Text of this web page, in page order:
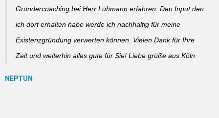
Gründercoaching bei Herr Lühmann erfahren. Den Input den
ich dort erhalten habe werde ich nachhaltig für meine
Existenzgründung verwerten können. Vielen Dank für Ihre
Zeit und weiterhin alles gute für Sie! Liebe grüße aus Köln